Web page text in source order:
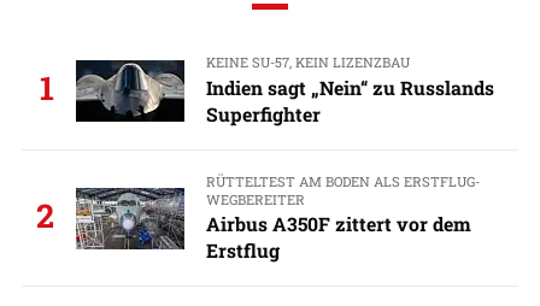
1
KEINE SU-57, KEIN LIZENZBAU
Indien sagt „Nein“ zu Russlands
Superfighter
2
RÜTTELTEST AM BODEN ALS ERSTFLUG-
WEGBEREITER
Airbus A350F zittert vor dem
Erstflug